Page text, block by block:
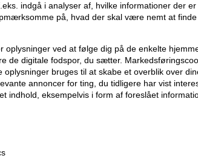
indgå i analyser af, hvilke informationer der
på, hvad der skal være nemt at finde
oplysninger ved at følge dig på de enkelte
de digitale fodspor, du sætter.
oplysninger bruges til at skabe et overblik over
annoncer for ting, du tidligere har vist
indhold, eksempelvis i form af foreslået